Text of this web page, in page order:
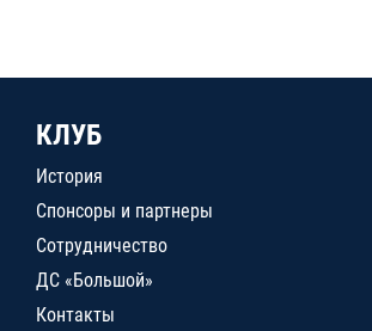
КЛУБ
История
Спонсоры и партнеры
Сотрудничество
ДС «Большой»
Контакты